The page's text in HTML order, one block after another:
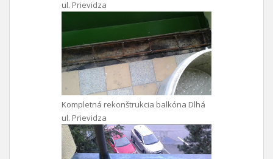
ul. Prievidza
Kompletná rekonštrukcia balkóna Dlhá
ul. Prievidza